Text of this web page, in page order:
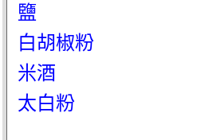
鹽
白胡椒粉
米酒
太白粉